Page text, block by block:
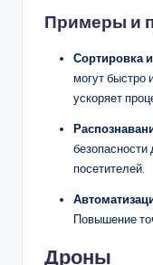
Примеры и
Сортировка
могут быстро
ускоряет
посетителей.
Повышение
Дроны